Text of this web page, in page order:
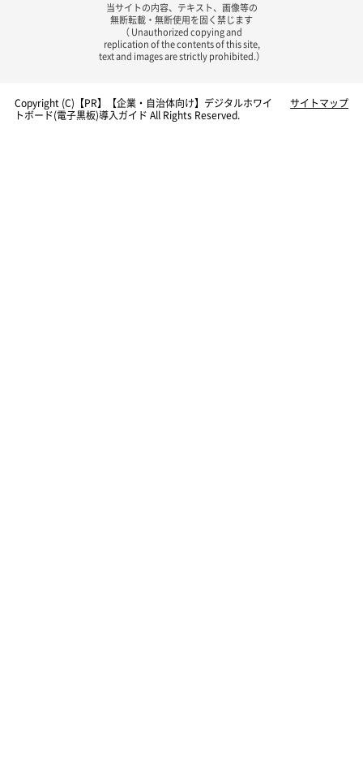
当サイトの内容、テキスト、画像等の
無断転載・無断使用を固く禁じます
（ Unauthorized copying and
replication of the contents of this site,
text and images are strictly prohibited.）
サイトマップ
Copyright (C)【PR】
【企業・自治体向け】デジタルホワイ
トボード(電子黒板)導入ガイド All Rights Reserved.